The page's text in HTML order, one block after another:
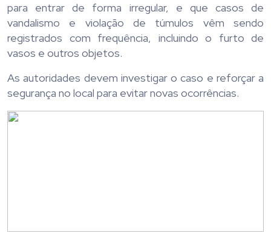
para entrar de forma irregular, e que casos de
vandalismo e violação de túmulos vêm sendo
registrados com frequência, incluindo o furto de
vasos e outros objetos.
As autoridades devem investigar o caso e reforçar a
segurança no local para evitar novas ocorrências.